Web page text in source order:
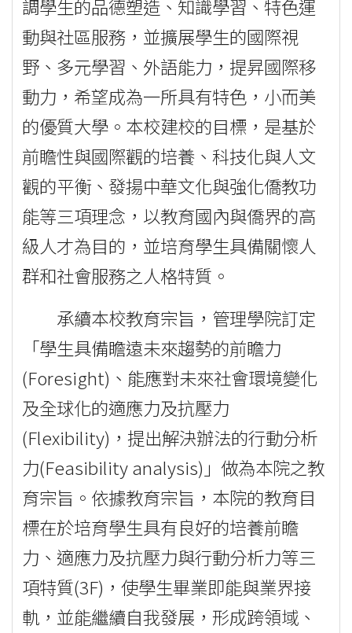
調學生的品德塑造、知識學習、特色運
動與社區服務，並擴展學生的國際視
野、多元學習、外語能力，提昇國際移
動力，希望成為一所具有特色，小而美
的優質大學。本校建校的目標，是基於
前瞻性與國際觀的培養、科技化與人文
觀的平衡、發揚中華文化與強化僑教功
能等三項理念，以教育國內與僑界的高
級人才為目的，並培育學生具備關懷人
群和社會服務之人格特質。
承續本校教育宗旨，管理學院訂定
「學生具備瞻遠未來趨勢的前瞻力
(Foresight)、能應對未來社會環境變化
及全球化的適應力及抗壓力
(Flexibility)，提出解決辦法的行動分析
力(Feasibility analysis)」做為本院之教
育宗旨。依據教育宗旨，本院的教育目
標在於培育學生具有良好的培養前瞻
力、適應力及抗壓力與行動分析力等三
項特質(3F)，使學生畢業即能與業界接
軌，並能繼續自我發展，形成跨領域、